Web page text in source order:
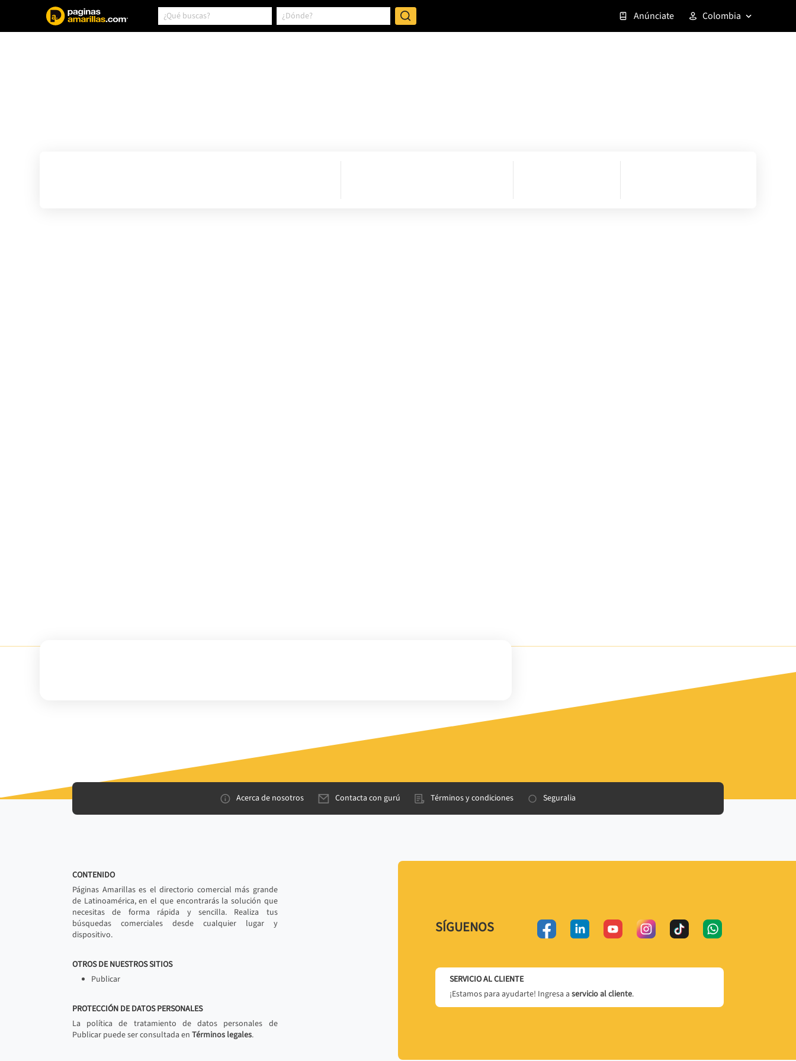
Anúnciate Colombia
Acerca de nosotros Contacta con gurú Términos y condiciones Seguralia
CONTENIDO
Páginas Amarillas es el directorio comercial más grande
de Latinoamérica, en el que encontrarás la solución que
necesitas de forma rápida y sencilla. Realiza tus
búsquedas comerciales desde cualquier lugar y
dispositivo.
OTROS DE NUESTROS SITIOS
Publicar
PROTECCIÓN DE DATOS PERSONALES
La política de tratamiento de datos personales de
Publicar puede ser consultada en Términos legales.
SÍGUENOS
SERVICIO AL CLIENTE
¡Estamos para ayudarte! Ingresa a servicio al cliente.